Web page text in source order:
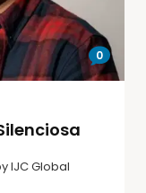
0
IJC Global